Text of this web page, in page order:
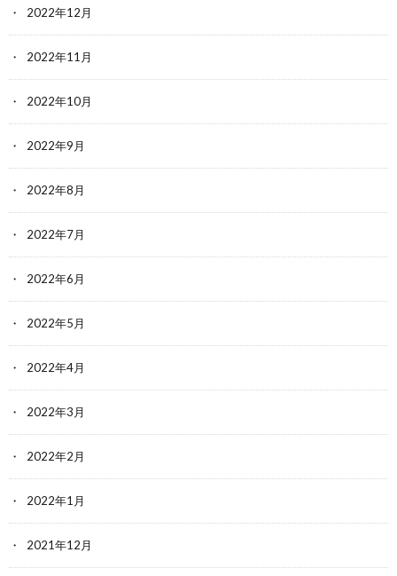
2022年12月
2022年11月
2022年10月
2022年9月
2022年8月
2022年7月
2022年6月
2022年5月
2022年4月
2022年3月
2022年2月
2022年1月
2021年12月